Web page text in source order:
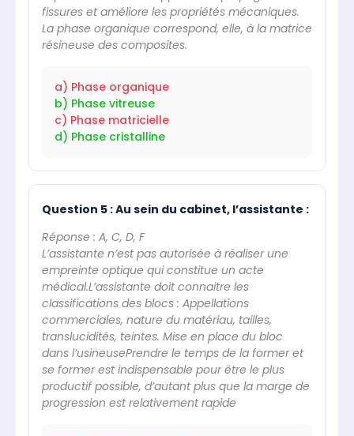
fissures et améliore les propriétés mécaniques.
La phase organique correspond, elle, à la matrice
résineuse des composites.
a) Phase organique
b) Phase vitreuse
c) Phase matricielle
d) Phase cristalline
Question 5 : Au sein du cabinet, l’assistante :
Réponse : A, C, D, F
L’assistante n’est pas autorisée à réaliser une
empreinte optique qui constitue un acte
médical.L’assistante doit connaitre les
classifications des blocs : Appellations
commerciales, nature du matériau, tailles,
translucidités, teintes. Mise en place du bloc
dans l’usineusePrendre le temps de la former et
se former est indispensable pour être le plus
productif possible, d’autant plus que la marge de
progression est relativement rapide